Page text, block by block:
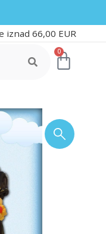
iznad 66,00 EUR
0